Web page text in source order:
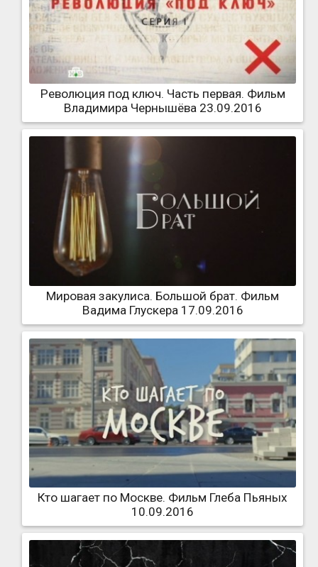
Революция под ключ. Часть первая. Фильм
Владимира Чернышёва 23.09.2016
Мировая закулиса. Большой брат. Фильм
Вадима Глускера 17.09.2016
Кто шагает по Москве. Фильм Глеба Пьяных
10.09.2016